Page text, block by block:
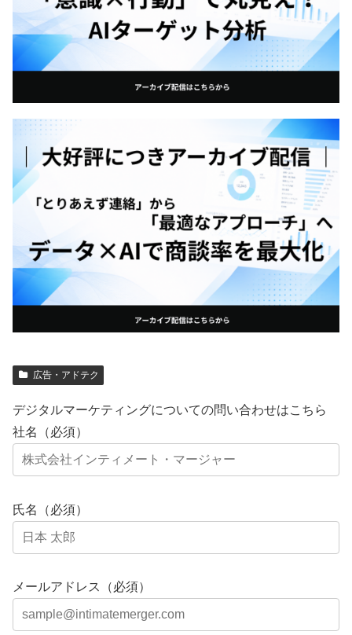
広告・アドテク
デジタルマーケティングについての問い合わせはこちら
社名（必須）
氏名（必須）
メールアドレス（必須）